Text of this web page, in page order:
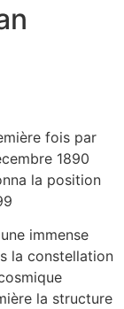
fois par
1890
la position
immense
la constellation
la structure